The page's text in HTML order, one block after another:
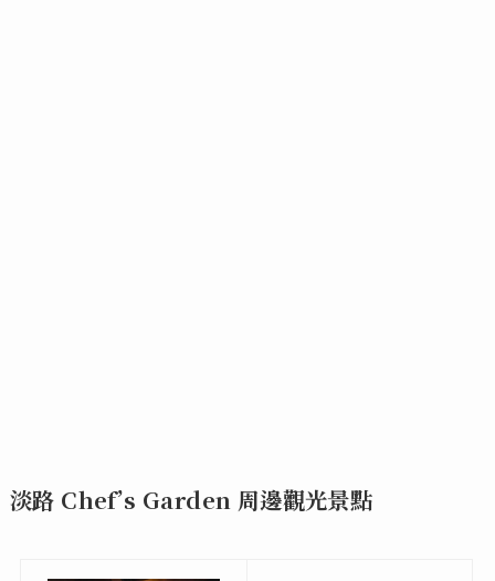
淡路 Chef’s Garden 周邊觀光景點